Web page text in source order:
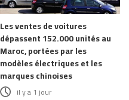
Les ventes de voitures
dépassent 152.000 unités au
Maroc, portées par les
modèles électriques et les
marques chinoises
il y a 1 jour